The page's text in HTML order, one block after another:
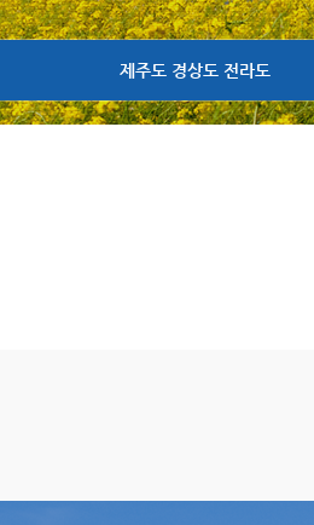
제주도 경상도 전라도